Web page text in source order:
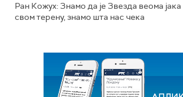
Ран Кожух: Знамо да је Звезда веома јака
свом терену, знамо шта нас чека